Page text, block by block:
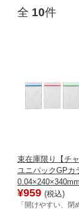
全 10件
束在庫限り【チャ
ユニパックGPカ
0.04×240×340mm
¥959 (税込)
「開けやすい、閉